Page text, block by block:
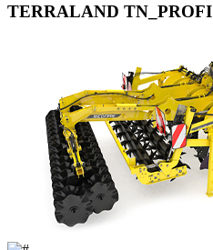
TERRALAND TN_PROFI